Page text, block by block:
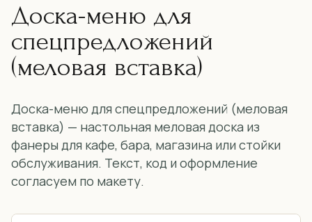
Доска-меню для
спецпредложений
(меловая вставка)
Доска-меню для спецпредложений (меловая
вставка) — настольная меловая доска из
фанеры для кафе, бара, магазина или стойки
обслуживания. Текст, код и оформление
согласуем по макету.